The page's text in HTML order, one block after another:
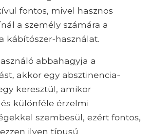
fontos, mivel hasznos
a személy számára a
kábítószer-használat.
abbahagyja a
akkor egy absztinencia-
keresztül, amikor
különféle érzelmi
szembesül, ezért fontos,
ilyen típusú